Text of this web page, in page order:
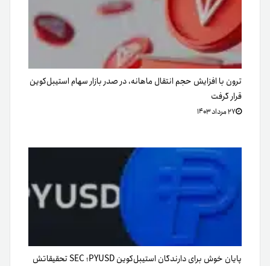
ترون با افزایش حجم انتقال ماهانه، در صدر بازار سهام استیبل‌کوین
قرار گرفت
۲۷ مرداد ۱۴۰۳
پایان خوش برای دارندگان استیبل‌کوین PYUSD؛ SEC تحقیقاتش